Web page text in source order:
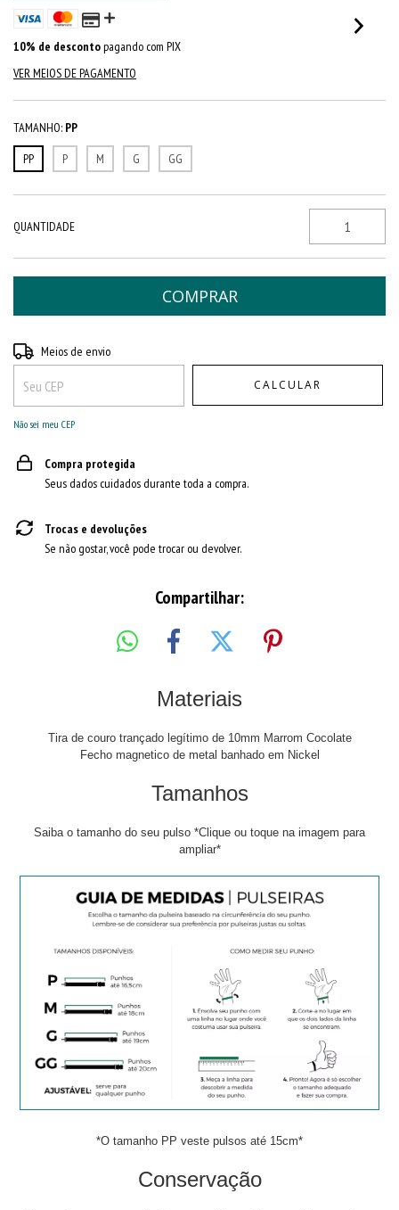
10% de descontopagando com PIX
VER MEIOS DE PAGAMENTO
TAMANHO: PP
PP
P M G GG
QUANTIDADE
Entregas para o CEP:
Meios de envio
CALCULAR
Não sei meu CEP
Compra protegida
Seus dados cuidados durante toda a compra.
Trocas e devoluções
Se não gostar, você pode trocar ou devolver.
Compartilhar:
Materiais
Tira de couro trançado legítimo de 10mm Marrom Cocolate
Fecho magnetico de metal banhado em Nickel
Tamanhos
Saiba o tamanho do seu pulso *Clique ou toque na imagem para
ampliar*
*O tamanho PP veste pulsos até 15cm*
Conservação